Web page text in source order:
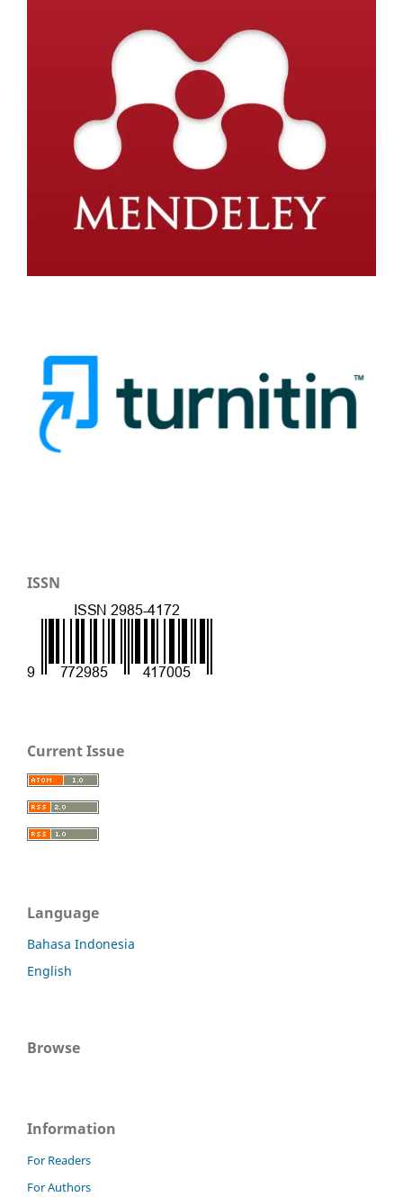
ISSN
Current Issue
Language
Bahasa Indonesia
English
Browse
Information
For Readers
For Authors